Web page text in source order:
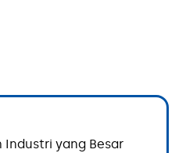
yang Besar